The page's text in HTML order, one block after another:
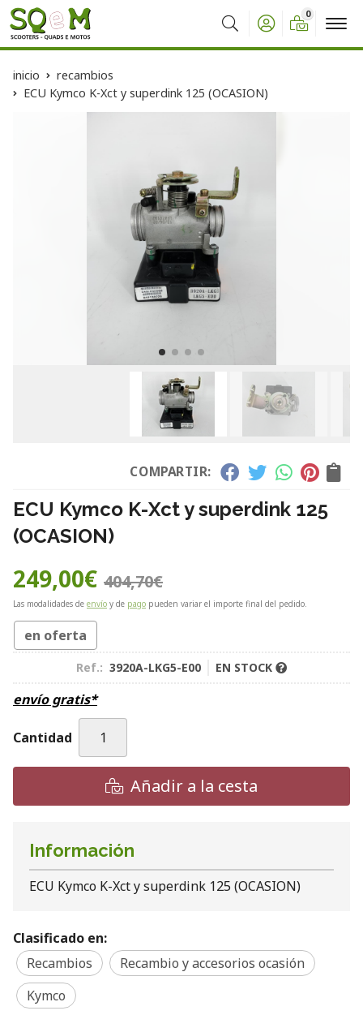
Buscar
0
inicio
recambios
ECU Kymco K-Xct y superdink 125 (OCASION)
COMPARTIR:
ECU Kymco K-Xct y superdink 125
(OCASION)
249,00€ 404,70€
Las modalidades de envío y de pago pueden variar el importe final del pedido.
en oferta
Ref.: 3920A-LKG5-E00 EN STOCK
envío gratis*
Cantidad
Añadir a la cesta
Información
ECU Kymco K-Xct y superdink 125 (OCASION)
Clasificado en:
Recambios
Recambio y accesorios ocasión
Kymco